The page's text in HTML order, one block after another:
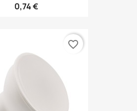
0,74 €
favorite_border